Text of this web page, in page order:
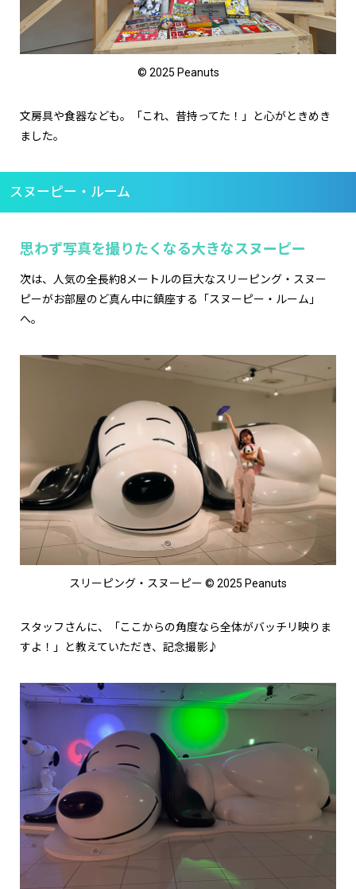
© 2025 Peanuts
文房具や食器なども。「これ、昔持ってた！」と心がときめき
ました。
スヌーピー・ルーム
思わず写真を撮りたくなる大きなスヌーピー
次は、人気の全長約8メートルの巨大なスリーピング・スヌー
ピーがお部屋のど真ん中に鎮座する「スヌーピー・ルーム」
へ。
スリーピング・スヌーピー © 2025 Peanuts
スタッフさんに、「ここからの角度なら全体がバッチリ映りま
すよ！」と教えていただき、記念撮影♪